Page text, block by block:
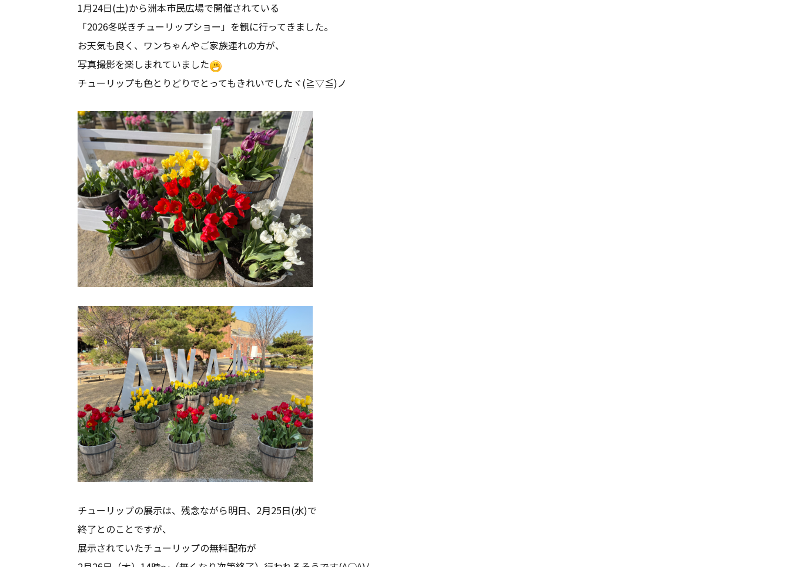
1月24日(土)から洲本市民広場で開催されている
「2026冬咲きチューリップショー」を観に行ってきました。
お天気も良く、ワンちゃんやご家族連れの方が、
写真撮影を楽しまれていました
チューリップも色とりどりでとってもきれいでしたヾ(≧▽≦)ノ
チューリップの展示は、残念ながら明日、2月25日(水)で
終了とのことですが、
展示されていたチューリップの無料配布が